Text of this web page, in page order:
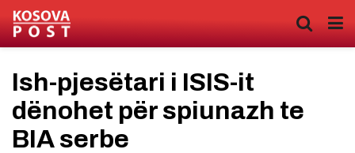
Ish-pjesëtari i ISIS-it
dënohet për spiunazh te
BIA serbe